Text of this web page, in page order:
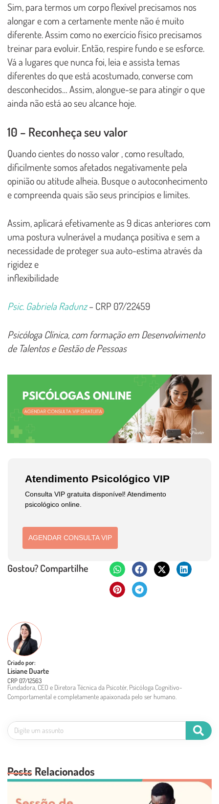
Sim, para termos um corpo flexível precisamos nos
alongar e com a certamente mente não é muito
diferente. Assim como no exercício físico precisamos
treinar para evoluir. Então, respire fundo e se esforce.
Vá a lugares que nunca foi, leia e assista temas
diferentes do que está acostumado, converse com
desconhecidos… Assim, alongue-se para atingir o que
ainda não está ao seu alcance hoje.
10 – Reconheça seu valor
Quando cientes do nosso valor , como resultado,
dificilmente somos afetados negativamente pela
opinião ou atitude alheia. Busque o autoconhecimento
e compreenda quais são seus princípios e limites.
Assim, aplicará efetivamente as 9 dicas anteriores com
uma postura vulnerável a mudança positiva e sem a
necessidade de proteger sua auto-estima através da
rigidez e
inflexibilidade
Psic. Gabriela Radunz–CRP 07/22459
Psicóloga Clínica, com formação em Desenvolvimento
de Talentos e Gestão de Pessoas
Atendimento Psicológico VIP
Consulta VIP gratuita disponível! Atendimento
psicológico online.
AGENDAR CONSULTA VIP
Gostou? Compartilhe
Criado por:
Lisiane Duarte
CRP 07/12563
Fundadora, CEO e Diretora Técnica da Psicotér, Psicóloga Cognitivo-
Comportamental e completamente apaixonada pelo ser humano.
Posts Relacionados